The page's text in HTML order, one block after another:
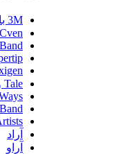
ACven و TEYHO
Emo Band
Espertip
Homxigen
The Ways
Today Band
Various Artists